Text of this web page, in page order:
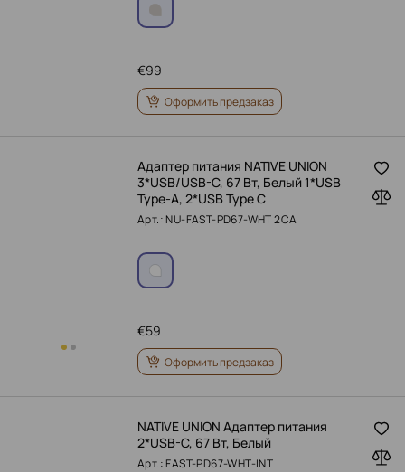
99
€
Оформить предзаказ
Адаптер питания NATIVE UNION
3*USB/USB-C, 67 Вт, Белый 1*USB
Type-A, 2*USB Type C
Арт.: NU-FAST-PD67-WHT 2CA
59
€
Оформить предзаказ
NATIVE UNION Адаптер питания
2*USB-C, 67 Вт, Белый
Арт.: FAST-PD67-WHT-INT